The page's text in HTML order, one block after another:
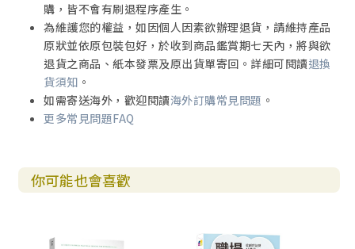
購，皆不會有刷退程序產生。
為維護您的權益，如因個人因素欲辦理退貨，請維持產品
原狀並依原包裝包好，於收到商品鑑賞期七天內，將與欲
退貨之商品、紙本發票及原出貨單寄回。詳細可閱讀退換
貨須知 。
如需寄送海外，歡迎閱讀海外訂購常見問題 。
更多常見問題FAQ
你可能也會喜歡